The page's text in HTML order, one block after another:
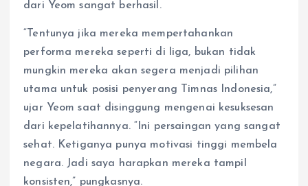
dari Yeom sangat berhasil.
“Tentunya jika mereka mempertahankan
performa mereka seperti di liga, bukan tidak
mungkin mereka akan segera menjadi pilihan
utama untuk posisi penyerang Timnas Indonesia,”
ujar Yeom saat disinggung mengenai kesuksesan
dari kepelatihannya. “Ini persaingan yang sangat
sehat. Ketiganya punya motivasi tinggi membela
negara. Jadi saya harapkan mereka tampil
konsisten,” pungkasnya.